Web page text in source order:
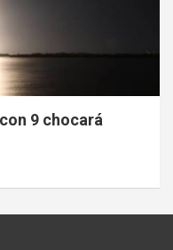
9 chocará